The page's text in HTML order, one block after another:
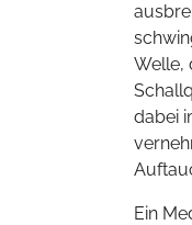
Welle,
dabei
Ein